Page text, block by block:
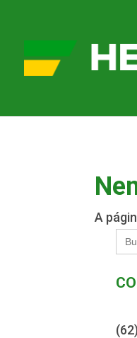
A
for: